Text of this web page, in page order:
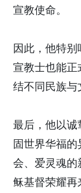
宣教使命。
因此，他特
宣教士也能
结不同民族与
最后，他以诚
固世界华福
会、爱灵魂
稣基督荣耀再